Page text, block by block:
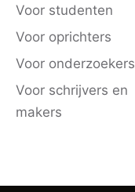
Voor studenten
Voor oprichters
Voor onderzoekers
Voor schrijvers en
makers